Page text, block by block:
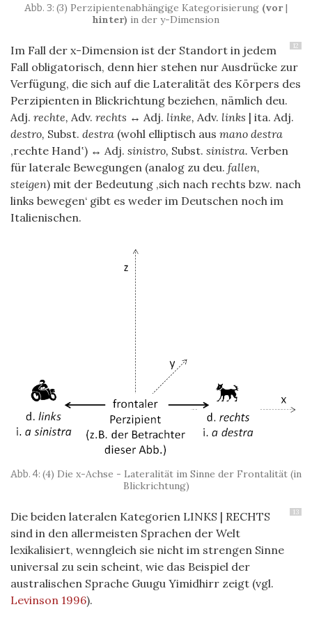
(3) Perzipientenabhängige Kategorisierung (vor|
hinter) in der y-Dimension
12
Im Fall der x-Dimension ist der Standort in jedem
Fall obligatorisch, denn hier stehen nur Ausdrücke zur
Verfügung, die sich auf die Lateralität des Körpers des
Perzipienten in Blickrichtung beziehen, nämlich deu.
Adj. rechte, Adv. rechts ↔ Adj. linke, Adv. links | ita. Adj.
destro, Subst. destra (wohl elliptisch aus mano destra
‚rechte Hand‛) ↔ Adj. sinistro, Subst. sinistra. Verben
für laterale Bewegungen (analog zu deu. fallen,
steigen) mit der Bedeutung ‚sich nach rechts bzw. nach
links bewegen‘ gibt es weder im Deutschen noch im
Italienischen.
(4) Die x-Achse - Lateralität im Sinne der Frontalität (in
Blickrichtung)
13
Die beiden lateralen Kategorien LINKS | RECHTS
sind in den allermeisten Sprachen der Welt
lexikalisiert, wenngleich sie nicht im strengen Sinne
universal zu sein scheint, wie das Beispiel der
australischen Sprache Guugu Yimidhirr zeigt (vgl.
Levinson 1996).